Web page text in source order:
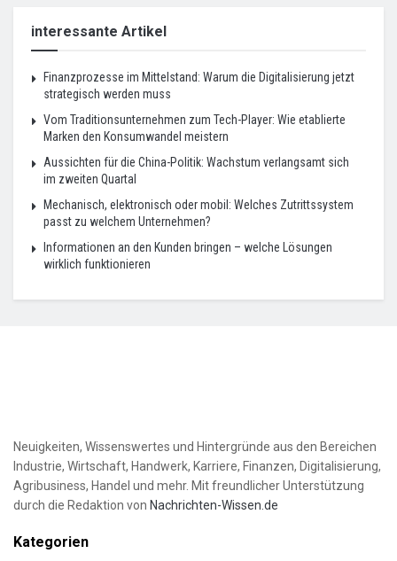
interessante Artikel
Finanzprozesse im Mittelstand: Warum die Digitalisierung jetzt
strategisch werden muss
Vom Traditionsunternehmen zum Tech-Player: Wie etablierte
Marken den Konsumwandel meistern
Aussichten für die China-Politik: Wachstum verlangsamt sich
im zweiten Quartal
Mechanisch, elektronisch oder mobil: Welches Zutrittssystem
passt zu welchem Unternehmen?
Informationen an den Kunden bringen – welche Lösungen
wirklich funktionieren
Neuigkeiten, Wissenswertes und Hintergründe aus den Bereichen
Industrie, Wirtschaft, Handwerk, Karriere, Finanzen, Digitalisierung,
Agribusiness, Handel und mehr. Mit freundlicher Unterstützung
durch die Redaktion von Nachrichten-Wissen.de
Kategorien